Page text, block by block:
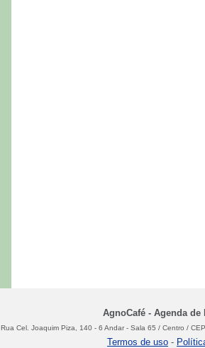
AgnoCafé - Agenda de
Rua Cel. Joaquim Piza, 140 - 6 Andar - Sala 65 / Centro /
Termos de uso -